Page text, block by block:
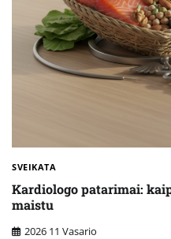
SVEIKATA
Kardiologo patarimai:
maistu
2026 11 Vasario